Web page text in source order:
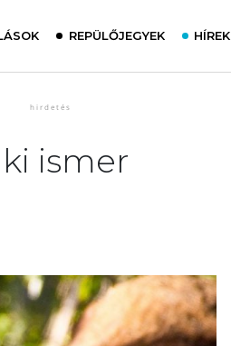
REPÜLŐJEGYEK HÍREK
ismer